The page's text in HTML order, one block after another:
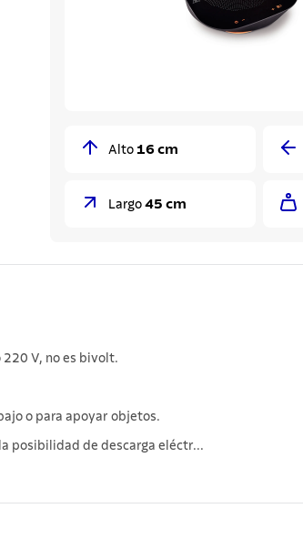
Alto 16 cm
Largo 45 cm
220 V, no es bivolt.
o para apoyar objetos.
posibilidad de descarga eléctr...